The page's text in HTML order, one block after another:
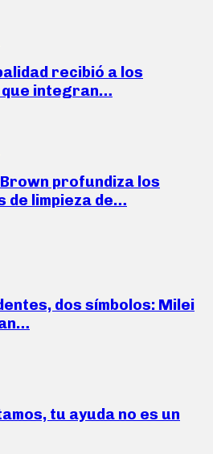
recibió a los
integran…
profundiza los
de limpieza de…
dos símbolos: Milei
tu ayuda no es un